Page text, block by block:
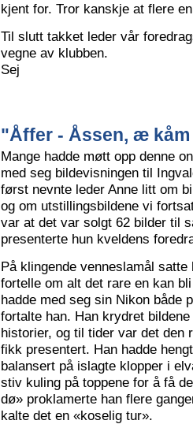
kjent for. Tror kanskje at flere
Til slutt takket leder vår
vegne av klubben.
Sej
"Åffer - Åssen, æ
Mange hadde møtt opp denne
med seg bildevisningen til
først nevnte leder Anne litt om
og om utstillingsbildene vi
var at det var solgt 62 bilder til
presenterte hun kveldens
På klingende venneslamål
fortelle om alt det rare en kan
hadde med seg sin Nikon både
fortalte han. Han krydret
historier, og til tider var det den
fikk presentert. Han hadde
balansert på islagte klopper i
stiv kuling på toppene for å få
dø» proklamerte han flere
kalte det en «koselig tur».